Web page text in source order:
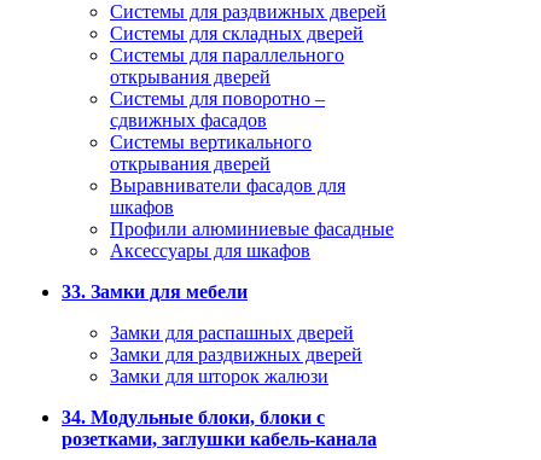
Системы для раздвижных дверей
Системы для складных дверей
Системы для параллельного
открывания дверей
Системы для поворотно –
сдвижных фасадов
Системы вертикального
открывания дверей
Выравниватели фасадов для
шкафов
Профили алюминиевые фасадные
Аксессуары для шкафов
33. Замки для мебели
Замки для распашных дверей
Замки для раздвижных дверей
Замки для шторок жалюзи
34. Модульные блоки, блоки с
розетками, заглушки кабель-канала